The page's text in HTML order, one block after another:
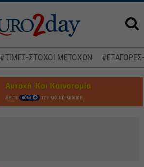
#ΤΙΜΕΣ-ΣΤΟΧΟΙ ΜΕΤΟΧΩΝ
Δείτε εδώ την ειδική έκδοση